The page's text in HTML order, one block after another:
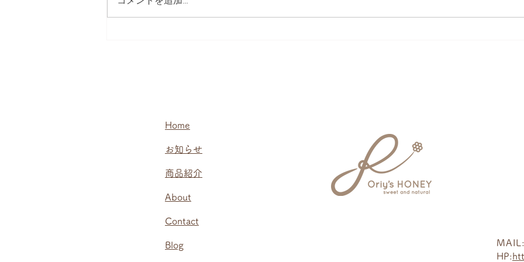
近々公開予定です。国産純粋はち
みつをご堪能ください。
寄アナウンサーが 食べている白
Home
​お知らせ
商品紹介
About
Contact
​Blog
HP: